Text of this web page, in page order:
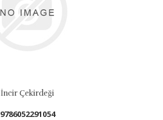
İncir Çekirdeği
9786052291054